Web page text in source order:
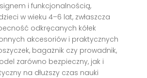
i funkcjonalnością,
w wieku 4–6 lat, zwłaszcza
odkręcanych kółek
akcesoriów i praktycznych
bagażnik czy prowadnik,
zarówno bezpieczny, jak i
na dłuższy czas nauki